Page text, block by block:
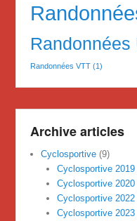
Randonnées
Randonnées VTT (1)
Archive articles
Cyclosportive (9)
Cyclosportive 2019
Cyclosportive 2020
Cyclosportive 2022
Cyclosportive 2023